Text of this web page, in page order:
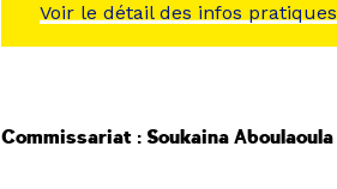
Voir le détail des infos pratiques
Commissariat : Soukaina Aboulaoula